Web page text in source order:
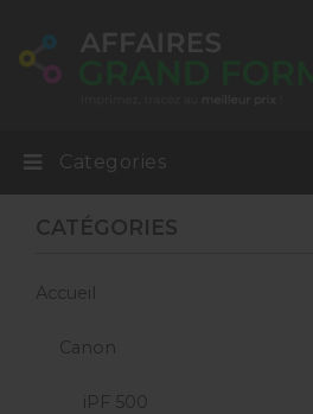
Categories
CATÉGORIES
Accueil
Canon
iPF 500